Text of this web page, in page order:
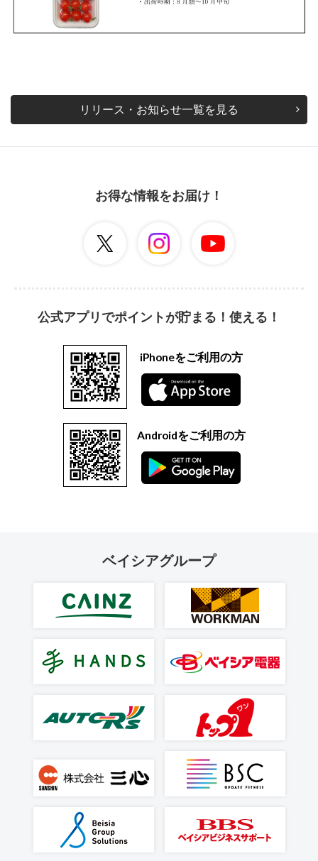
リリース・お知らせ一覧を見る
お得な情報をお届け！
公式アプリでポイントが貯まる！使える！
iPhoneをご利用の方
Androidをご利用の方
ベイシアグループ